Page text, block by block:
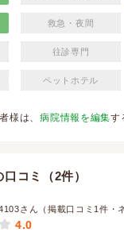
救急・夜間
往診専門
ペットホテル
様は、病院情報を編集す
コミ（2件）
さん（掲載口コミ1件・
4.0